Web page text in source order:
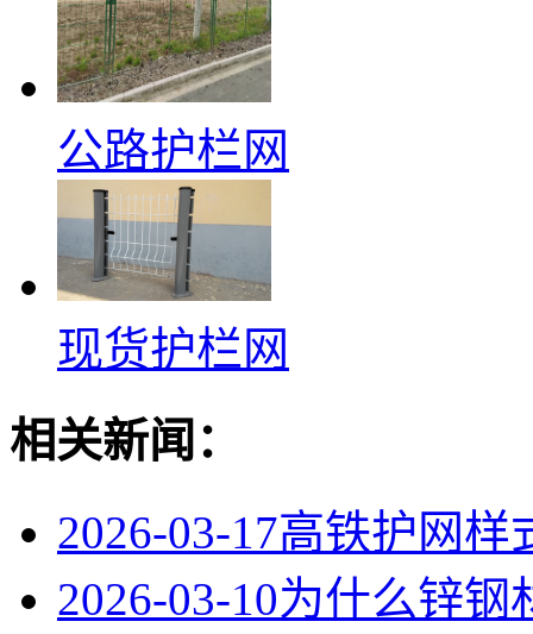
公路护栏网
现货护栏网
相关新闻：
2026-03-17高铁护网样
2026-03-10为什么锌钢